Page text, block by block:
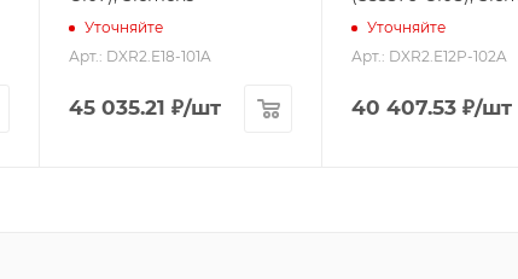
Кол-во
универсальных
4
Уточняйте
Арт.: DXR2.E18-101A
45 035.21 ₽/шт
Кол-во
универсальных
2
Уточняйте
Арт.: DXR2.E12P-102A
40 407.53 ₽/шт